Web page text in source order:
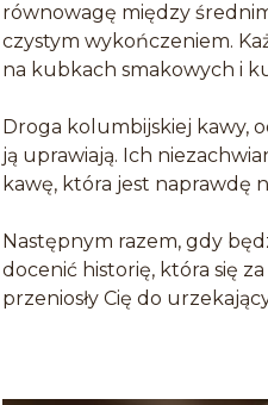
równowagę między
czystym wykończeniem.
na kubkach smakowych i
Droga kolumbijskiej kawy,
ją uprawiają. Ich
kawę, która jest naprawdę
Następnym razem, gdy
docenić historię, która się
przeniosły Cię do